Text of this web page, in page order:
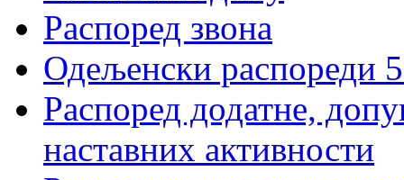
Распоред звона
Одељенски распореди
Распоред додатне,
наставних активности